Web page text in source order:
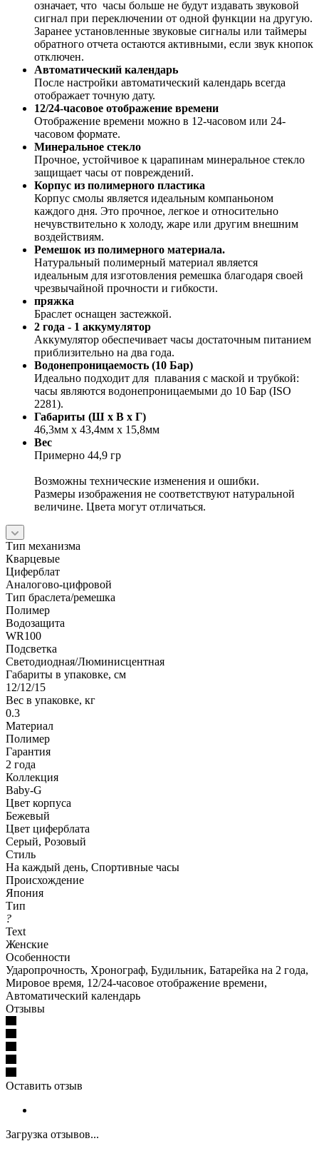
означает, что часы больше не будут издавать звуковой
сигнал при переключении от одной функции на другую.
Заранее установленные звуковые сигналы или таймеры
обратного отчета остаются активными, если звук кнопок
отключен.
Автоматический календарь
После настройки автоматический календарь всегда
отображает точную дату.
12/24-часовое отображение времени
Отображение времени можно в 12-часовом или 24-
часовом формате.
Минеральное стекло
Прочное, устойчивое к царапинам минеральное стекло
защищает часы от повреждений.
Корпус из полимерного пластика
Корпус смолы является идеальным компаньоном
каждого дня. Это прочное, легкое и относительно
нечувствительно к холоду, жаре или другим внешним
воздействиям.
Ремешок из полимерного материала.
Натуральный полимерный материал является
идеальным для изготовления ремешка благодаря своей
чрезвычайной прочности и гибкости.
пряжка
Браслет оснащен застежкой.
2 года - 1 аккумулятор
Аккумулятор обеспечивает часы достаточным питанием
приблизительно на два года.
Водонепроницаемость (10 Бар)
Идеально подходит для плавания с маской и трубкой:
часы являются водонепроницаемыми до 10 Бар (ISO
2281).
Габариты (Ш x В x Г)
46,3мм x 43,4мм x 15,8мм
Вес
Примерно 44,9 гр
Возможны технические изменения и ошибки.
Размеры изображения не соответствуют натуральной
величине. Цвета могут отличаться.
Тип механизма
Кварцевые
Циферблат
Аналогово-цифровой
Тип браслета/ремешка
Полимер
Водозащита
WR100
Подсветка
Светодиодная/Люминисцентная
Габариты в упаковке, см
12/12/15
Вес в упаковке, кг
0.3
Материал
Полимер
Гарантия
2 года
Коллекция
Baby-G
Цвет корпуса
Бежевый
Цвет циферблата
Серый, Розовый
Стиль
На каждый день, Спортивные часы
Происхождение
Япония
Тип
?
Text
Женские
Особенности
Ударопрочность, Хронограф, Будильник, Батарейка на 2 года,
Мировое время, 12/24-часовое отображение времени,
Автоматический календарь
Отзывы
Оставить отзыв
Загрузка отзывов...